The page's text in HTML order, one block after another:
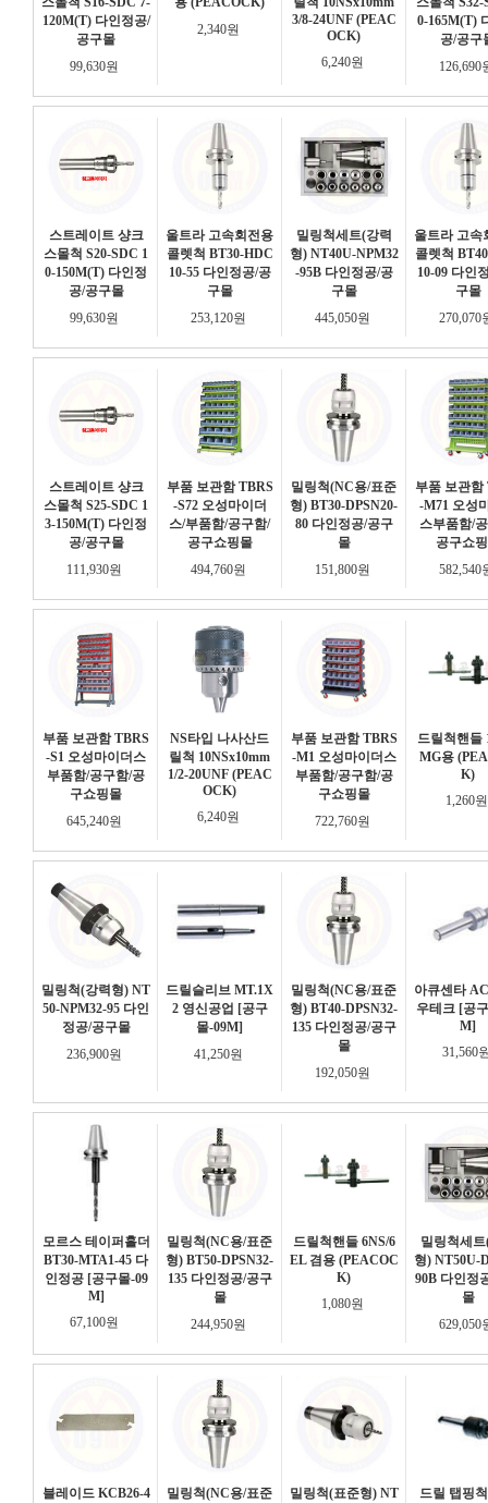
120M(T) 다인정공/
공구몰
99,630원
2,340원
3/8-24UNF (PEAC
OCK)
6,240원
0-165M(T)
공/공구
126,690
스트레이트 샹크
스몰척 S20-SDC 1
0-150M(T) 다인정
공/공구몰
99,630원
울트라 고속회전용
콜렛척 BT30-HDC
10-55 다인정공/공
구몰
253,120원
밀링척세트(강력
형) NT40U-NPM32
-95B 다인정공/공
구몰
445,050원
울트라 고속
콜렛척
10-09 다인
구몰
270,070
스트레이트 샹크
스몰척 S25-SDC 1
3-150M(T) 다인정
공/공구몰
111,930원
부품 보관함 TBRS
-S72 오성마이더
스/부품함/공구함/
공구쇼핑몰
494,760원
밀링척(NC용/표준
형) BT30-DPSN20-
80 다인정공/공구
몰
151,800원
부품 보관함
-M71 오성
스부품함/
공구쇼
582,540
부품 보관함 TBRS
-S1 오성마이더스
부품함/공구함/공
구쇼핑몰
645,240원
NS타입 나사산드
릴척 10NSx10mm
1/2-20UNF (PEAC
OCK)
6,240원
부품 보관함 TBRS
-M1 오성마이더스
부품함/공구함/공
구쇼핑몰
722,760원
드릴척핸들
MG용
K)
1,260
밀링척(강력형) NT
50-NPM32-95 다인
정공/공구몰
236,900원
드릴슬리브 MT.1X
2 영신공업 [공구
몰-09M]
41,250원
밀링척(NC용/표준
형) BT40-DPSN32-
135 다인정공/공구
몰
192,050원
아큐센타
우테크 [공
M]
31,560
모르스 테이퍼홀더
BT30-MTA1-45 다
인정공 [공구몰-09
M]
67,100원
밀링척(NC용/표준
형) BT50-DPSN32-
135 다인정공/공구
몰
244,950원
드릴척핸들 6NS/6
EL 겸용 (PEACOC
K)
1,080원
밀링척세
형) NT50U-
90B 다인정
몰
629,050
블레이드 KCB26-4
밀링척(NC용/표준
밀링척(표준형) NT
드릴 탭핑